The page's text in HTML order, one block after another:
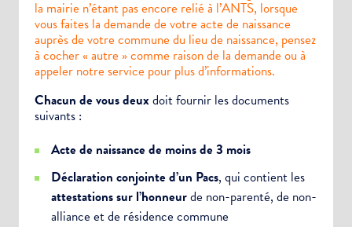
la mairie n’étant pas encore relié à l’ANTS, lorsque
vous faites la demande de votre acte de naissance
auprès de votre commune du lieu de naissance, pensez
à cocher « autre » comme raison de la demande ou à
appeler notre service pour plus d’informations.
Chacun de vous deuxdoit fournir les documents
suivants :
Acte de naissance de moins de 3 mois
Déclaration conjointe d’un Pacs, qui contient les
attestations sur l’honneurde non-parenté, de non-
alliance et de résidence commune